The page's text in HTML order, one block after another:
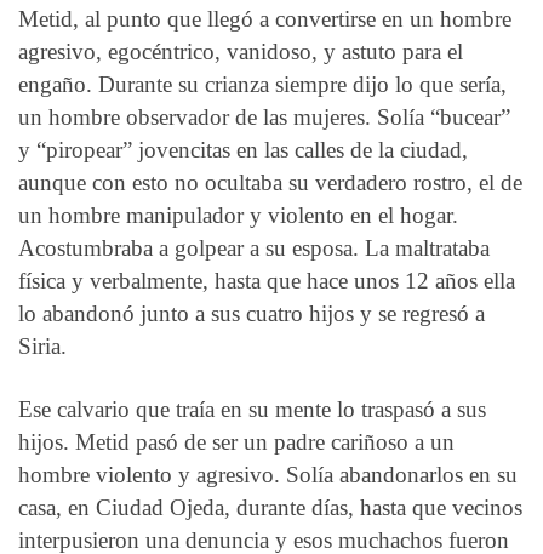
Metid, al punto que llegó a convertirse en un hombre
agresivo, egocéntrico, vanidoso, y astuto para el
engaño. Durante su crianza siempre dijo lo que sería,
un hombre observador de las mujeres. Solía “bucear”
y “piropear” jovencitas en las calles de la ciudad,
aunque con esto no ocultaba su verdadero rostro, el de
un hombre manipulador y violento en el hogar.
Acostumbraba a golpear a su esposa. La maltrataba
física y verbalmente, hasta que hace unos 12 años ella
lo abandonó junto a sus cuatro hijos y se regresó a
Siria.
Ese calvario que traía en su mente lo traspasó a sus
hijos. Metid pasó de ser un padre cariñoso a un
hombre violento y agresivo. Solía abandonarlos en su
casa, en Ciudad Ojeda, durante días, hasta que vecinos
interpusieron una denuncia y esos muchachos fueron